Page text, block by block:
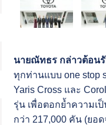
นายณัทธร กล่าวต้อน
ทุกท่านแบบ one stop
Yaris Cross และ
รุ่น เพื่อตอกย้ำความเ
กว่า 217,000 คัน (ยอ